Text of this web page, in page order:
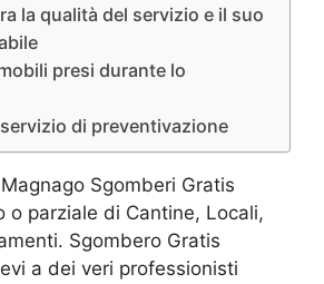
la qualità del servizio e il suo
presi durante lo
servizio di preventivazione
Sgomberi Gratis
o parziale di Cantine, Locali,
Sgombero Gratis
a dei veri professionisti